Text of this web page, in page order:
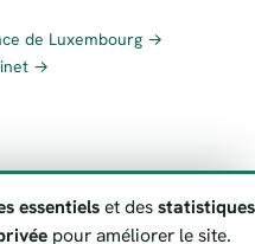
de Luxembourg →
→
erronée
essentielset desstatistiques
pour améliorer le site.